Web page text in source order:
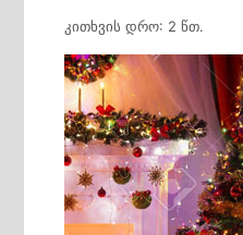
კითხვის დრო: 2 წთ.